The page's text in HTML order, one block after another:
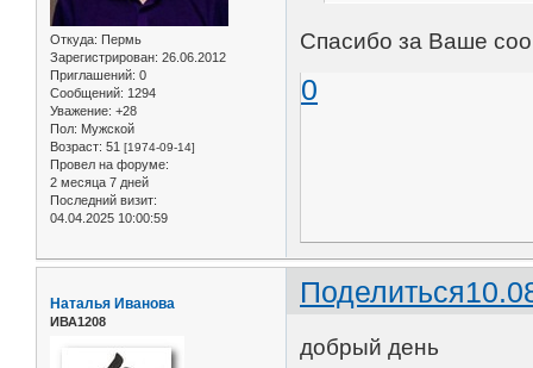
Откуда: Пермь
Зарегистрирован: 26.06.2012
Приглашений: 0
Сообщений: 1294
Уважение: +28
Пол: Мужской
Возраст: 51 [1974-09-14]
Провел на форуме:
2 месяца 7 дней
Последний визит:
04.04.2025 10:00:59
Спасибо за Ваше
0
Поделиться
Наталья Иванова
ИВА1208
добрый день